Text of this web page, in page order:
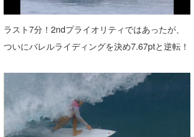
ラスト7分！2ndプライオリティではあったが、
ついにバレルライディングを決め7.67ptと逆転！